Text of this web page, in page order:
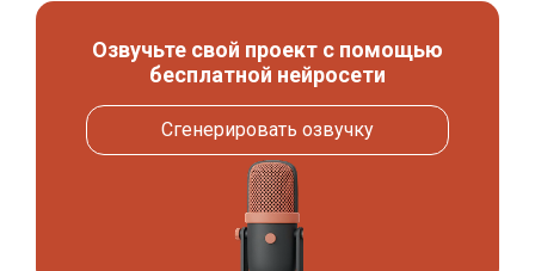
Озвучьте свой проект с помощью
бесплатной нейросети
Сгенерировать озвучку